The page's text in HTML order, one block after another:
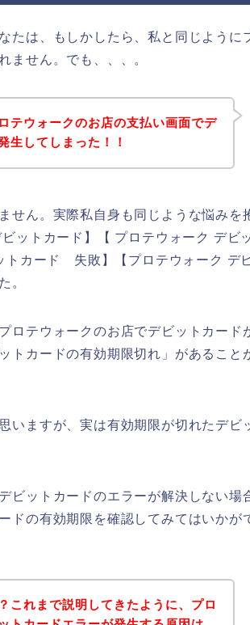
たは、もしかしたら、私と同じように
ません。でも、、、。
テウォークのお店の支払い画面でデ
生してしまった！！
せん。実際私自身も同じような悩みを
ットカード】【 プロテウォーク デビ
カード 失敗】【プロテウォーク デ
。
ロテウォークのお店でデビットカード
トカードの有効期限切れ」があること
いますが、実は有効期限が切れたデビ
ビットカードのエラーが解決しない場
ドの有効期限を確認してみてはいかが
これまで説明してきたように、プロ